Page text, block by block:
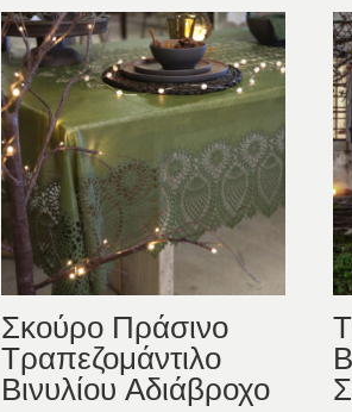
Σκούρο Πράσινο
Τραπεζομάντιλο
Βινυλίου Αδιάβροχο